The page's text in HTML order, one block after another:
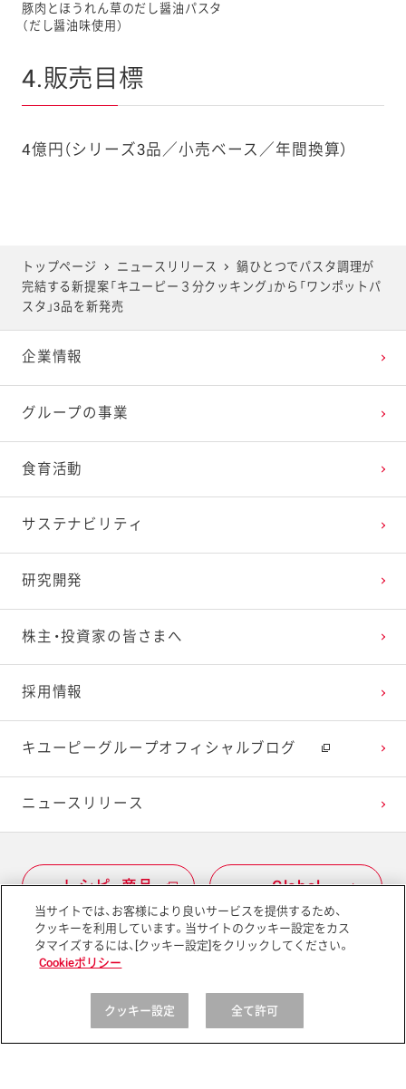
豚肉とほうれん草のだし醤油パスタ
（だし醤油味使用）
4.販売目標
4億円（シリーズ3品／小売ベース／年間換算）
トップページ ニュースリリース
鍋ひとつでパスタ調理が
完結する新提案「キユーピー３分クッキング」から「ワンポットパ
スタ」3品を新発売
企業情報
グループの事業
食育活動
サステナビリティ
研究開発
株主・投資家の皆さまへ
採用情報
キユーピーグループオフィシャルブログ
ニュースリリース
レシピ・商品 Global
プライバシーポリシー
ソーシャルメディアポリシー アクセシビリティ
当サイトでは、お客様により良いサービスを提供するため、
クッキーを利用しています。当サイトのクッキー設定をカス
タマイズするには、[クッキー設定]をクリックしてください。
Cookieポリシー
クッキー設定 全て許可